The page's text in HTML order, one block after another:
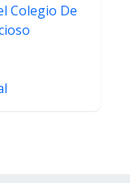
Colegio De